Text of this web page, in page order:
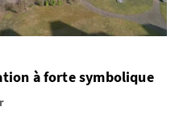
à forte symbolique